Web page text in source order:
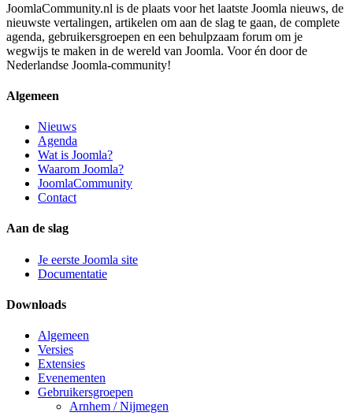
JoomlaCommunity.nl is de plaats voor het laatste Joomla nieuws, de
nieuwste vertalingen, artikelen om aan de slag te gaan, de complete
agenda, gebruikersgroepen en een behulpzaam forum om je
wegwijs te maken in de wereld van Joomla. Voor én door de
Nederlandse Joomla-community!
Algemeen
Nieuws
Agenda
Wat is Joomla?
Waarom Joomla?
JoomlaCommunity
Contact
Aan de slag
Je eerste Joomla site
Documentatie
Downloads
Algemeen
Versies
Extensies
Evenementen
Gebruikersgroepen
Arnhem / Nijmegen